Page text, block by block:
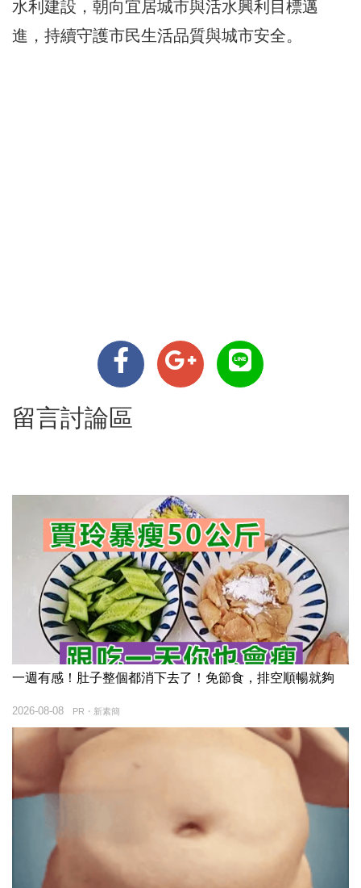
水利建設，朝向宜居城市與活水興利目標邁
進，持續守護市民生活品質與城市安全。
留言討論區
一週有感！肚子整個都消下去了！免節食，排空順暢就夠
PR・新素簡
2026-08-08